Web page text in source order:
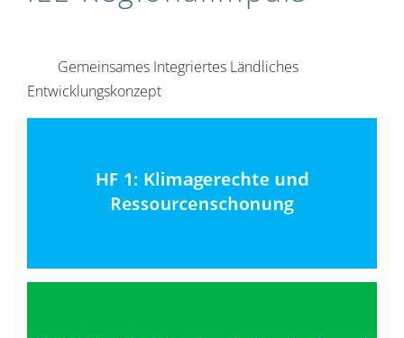
Gemeinsames Integriertes Ländliches
Entwicklungskonzept